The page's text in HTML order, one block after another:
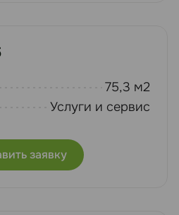
75,3 м2
Услуги и сервис
заявку